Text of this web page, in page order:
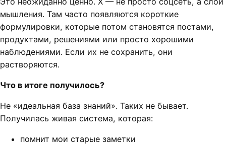
мышления. Там часто появляются короткие
формулировки, которые потом становятся постами,
продуктами, решениями или просто хорошими
наблюдениями. Если их не сохранить, они
растворяются.
Что в итоге получилось?
Не «идеальная база знаний». Таких не бывает.
Получилась живая система, которая:
помнит мои старые заметки